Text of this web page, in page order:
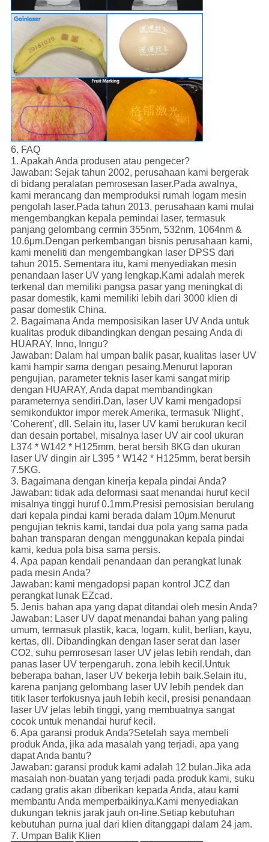
6. FAQ
1. Apakah Anda produsen atau pengecer?
Jawaban: Sejak tahun 2002, perusahaan kami bergerak
di bidang peralatan pemrosesan laser.Pada awalnya,
kami merancang dan memproduksi rumah logam mesin
pengolah laser.Pada tahun 2013, perusahaan kami mulai
mengembangkan kepala pemindai laser, termasuk
panjang gelombang cermin 355nm, 532nm, 1064nm &
10.6μm.Dengan perkembangan bisnis perusahaan kami,
kami meneliti dan mengembangkan laser DPSS dari
tahun 2015. Sementara itu, kami menyediakan mesin
penandaan laser UV yang lengkap.Kami adalah merek
terkenal dan memiliki pangsa pasar yang meningkat di
pasar domestik, kami memiliki lebih dari 3000 klien di
pasar domestik China.
2. Bagaimana Anda memposisikan laser UV Anda untuk
kualitas produk dibandingkan dengan pesaing Anda di
HUARAY, Inno, Inngu?
Jawaban: Dalam hal umpan balik pasar, kualitas laser UV
kami hampir sama dengan pesaing.Menurut laporan
pengujian, parameter teknis laser kami sangat mirip
dengan HUARAY, Anda dapat membandingkan
parameternya sendiri.Dan, laser UV kami mengadopsi
semikonduktor impor merek Amerika, termasuk 'Nlight',
'Coherent', dll. Selain itu, laser UV kami berukuran kecil
dan desain portabel, misalnya laser UV air cool ukuran
L374 * W142 * H125mm, berat bersih 8KG dan ukuran
laser UV dingin air L395 * W142 * H125mm, berat bersih
7.5KG.
3. Bagaimana dengan kinerja kepala pindai Anda?
Jawaban: tidak ada deformasi saat menandai huruf kecil
misalnya tinggi huruf 0.1mm.Presisi pemosisian berulang
dari kepala pindai kami berada dalam 10μm.Menurut
pengujian teknis kami, tandai dua pola yang sama pada
bahan transparan dengan menggunakan kepala pindai
kami, kedua pola bisa sama persis.
4. Apa papan kendali penandaan dan perangkat lunak
pada mesin Anda?
Jawaban: kami mengadopsi papan kontrol JCZ dan
perangkat lunak EZcad.
5. Jenis bahan apa yang dapat ditandai oleh mesin Anda?
Jawaban: Laser UV dapat menandai bahan yang paling
umum, termasuk plastik, kaca, logam, kulit, berlian, kayu,
kertas, dll. Dibandingkan dengan laser serat dan laser
CO2, suhu pemrosesan laser UV jelas lebih rendah, dan
panas laser UV terpengaruh. zona lebih kecil.Untuk
beberapa bahan, laser UV bekerja lebih baik.Selain itu,
karena panjang gelombang laser UV lebih pendek dan
titik laser terfokusnya jauh lebih kecil, presisi penandaan
laser UV jelas lebih tinggi, yang membuatnya sangat
cocok untuk menandai huruf kecil.
6. Apa garansi produk Anda?Setelah saya membeli
produk Anda, jika ada masalah yang terjadi, apa yang
dapat Anda bantu?
Jawaban: garansi produk kami adalah 12 bulan.Jika ada
masalah non-buatan yang terjadi pada produk kami, suku
cadang gratis akan diberikan kepada Anda, atau kami
membantu Anda memperbaikinya.Kami menyediakan
dukungan teknis jarak jauh on-line.Setiap kebutuhan
kebutuhan purna jual dari klien ditanggapi dalam 24 jam.
7. Umpan Balik Klien